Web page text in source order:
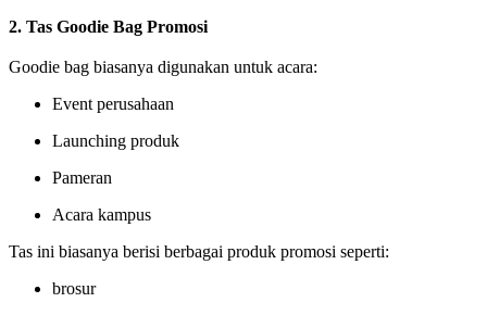
2. Tas Goodie Bag Promosi
Goodie bag biasanya digunakan untuk acara:
Event perusahaan
Launching produk
Pameran
Acara kampus
Tas ini biasanya berisi berbagai produk promosi seperti:
brosur